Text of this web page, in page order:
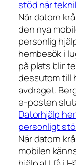
stöd när
När datorn
den nya
personlig
hembesök i
på plats blir
dessutom till
avdraget.
e-posten
Datorhjälp
personligt
När datorn
mobilen